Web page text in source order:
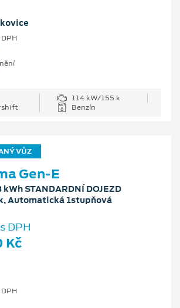
114 kW/155 k
Benzín
VŮZ
Gen-E
STANDARDNÍ DOJEZD
Automatická 1stupňová
DPH
Kč